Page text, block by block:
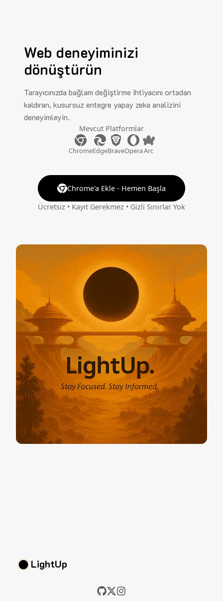
Web deneyiminizi
dönüştürün
Tarayıcınızda bağlam değiştirme ihtiyacını ortadan
kaldıran, kusursuz entegre yapay zeka analizini
deneyimleyin.
Mevcut Platformlar
ChromeEdgeBraveOperaArc
Chrome'a Ekle - Hemen Başla
Ücretsiz • Kayıt Gerekmez • Gizli Sınırlar Yok
LightUp